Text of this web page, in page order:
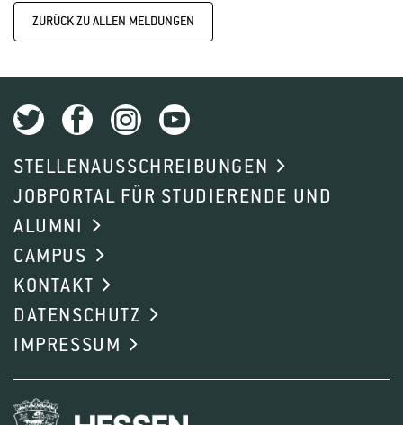
ZURÜCK ZU ALLEN MELDUNGEN
STELLENAUSSCHREIBUNGEN
JOBPORTAL FÜR STUDIERENDE UND
ALUMNI
CAMPUS
KONTAKT
DATENSCHUTZ
IMPRESSUM